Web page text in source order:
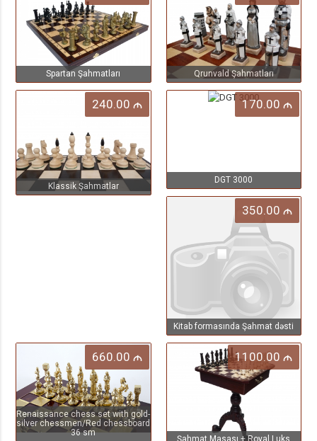
Spartan Şahmatları Qrunvald Şahmatları
Klassik Şahmatlar
240.00 M
DGT 3000
170.00 M
Kitab formasında Şahmat dəsti
350.00 M
Renaissance chess set with gold-
silver chessmen/Red chessboard
36 sm
660.00 M
Şahmat Masası + Royal Luks
1100.00 M